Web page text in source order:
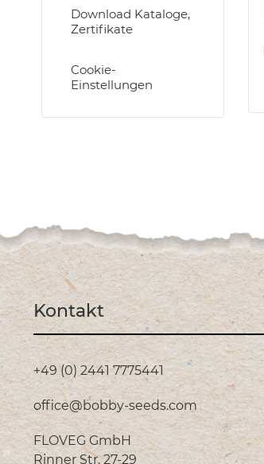
Download Kataloge,
Zertifikate
Cookie-
Einstellungen
Kontakt
+49 (0) 2441 7775441
office@bobby-seeds.com
FLOVEG GmbH
Rinner Str. 27-29